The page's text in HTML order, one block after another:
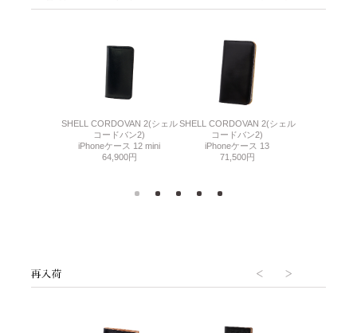
SHELL CORDOVAN 2(シェル
コードバン2)
iPhoneケース 12 mini
64,900円
SHELL CORDOVAN 2(シェル
コードバン2)
iPhoneケース 13
71,500円